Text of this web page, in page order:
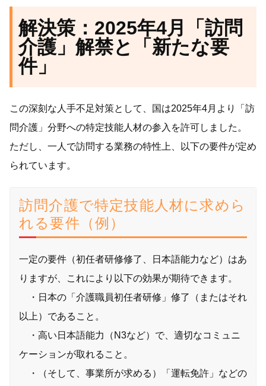
解決策：2025年4月「訪問
介護」解禁と「新たな要
件」
この深刻な人手不足対策として、国は2025年4月より「訪
問介護」分野への特定技能人材の参入を許可しました。
ただし、一人で訪問する業務の特性上、以下の要件が定め
られています。
訪問介護で特定技能人材に求めら
れる要件（例）
一定の要件（初任者研修修了、日本語能力など）はあ
りますが、これにより以下の効果が期待できます。
・日本の「介護職員初任者研修」修了（またはそれ
以上）であること。
・高い日本語能力（N3など）で、適切なコミュニ
ケーションが取れること。
・（そして、事業所が求める）「運転免許」などの